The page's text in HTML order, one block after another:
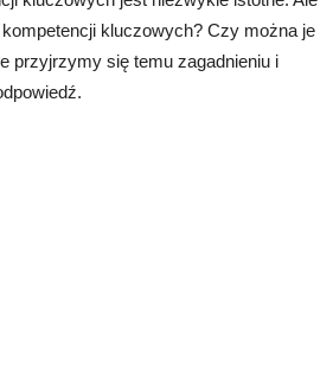
kluczowych? Czy można je
przyjrzymy się temu zagadnieniu i